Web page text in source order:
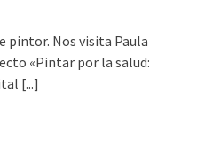
pintor. Nos visita Paula
«Pintar por la salud:
[...]